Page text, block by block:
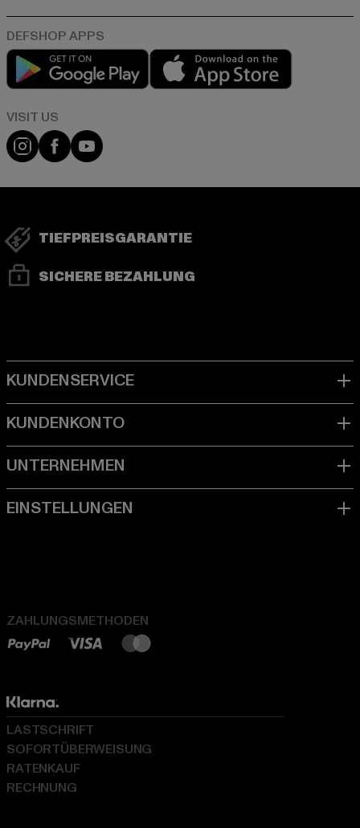
Play market
Visit our Instagram page:
Visit our Facebook page:
Visit our YouTube channel:
TIEFPREISGARANTIE
SICHERE BEZAHLUNG
ZAHLUNGSMETHODEN
LASTSCHRIFT
SOFORTÜBERWEISUNG
RATENKAUF
RECHNUNG